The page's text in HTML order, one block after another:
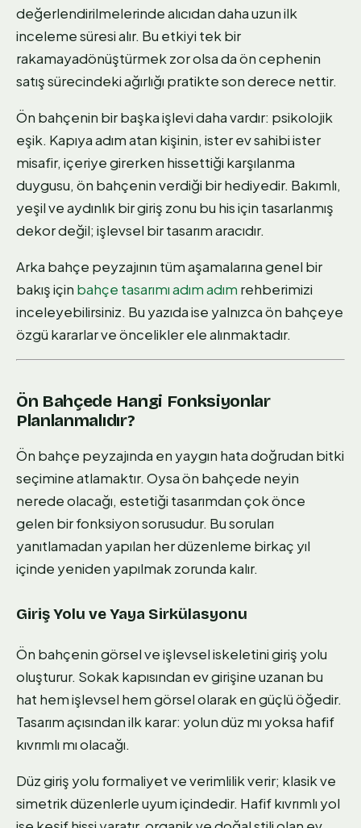
değerlendirilmelerinde alıcıdan daha uzun ilk
inceleme süresi alır. Bu etkiyi tek bir
rakamayadönüştürmek zor olsa da ön cephenin
satış sürecindeki ağırlığı pratikte son derece nettir.
Ön bahçenin bir başka işlevi daha vardır: psikolojik
eşik. Kapıya adım atan kişinin, ister ev sahibi ister
misafir, içeriye girerken hissettiği karşılanma
duygusu, ön bahçenin verdiği bir hediyedir. Bakımlı,
yeşil ve aydınlık bir giriş zonu bu his için tasarlanmış
dekor değil; işlevsel bir tasarım aracıdır.
Arka bahçe peyzajının tüm aşamalarına genel bir
bakış için bahçe tasarımı adım adım rehberimizi
inceleyebilirsiniz. Bu yazıda ise yalnızca ön bahçeye
özgü kararlar ve öncelikler ele alınmaktadır.
Ön Bahçede Hangi Fonksiyonlar
Planlanmalıdır?
Ön bahçe peyzajında en yaygın hata doğrudan bitki
seçimine atlamaktır. Oysa ön bahçede neyin
nerede olacağı, estetiği tasarımdan çok önce
gelen bir fonksiyon sorusudur. Bu soruları
yanıtlamadan yapılan her düzenleme birkaç yıl
içinde yeniden yapılmak zorunda kalır.
Giriş Yolu ve Yaya Sirkülasyonu
Ön bahçenin görsel ve işlevsel iskeletini giriş yolu
oluşturur. Sokak kapısından ev girişine uzanan bu
hat hem işlevsel hem görsel olarak en güçlü öğedir.
Tasarım açısından ilk karar: yolun düz mı yoksa hafif
kıvrımlı mı olacağı.
Düz giriş yolu formaliyet ve verimlilik verir; klasik ve
simetrik düzenlerle uyum içindedir. Hafif kıvrımlı yol